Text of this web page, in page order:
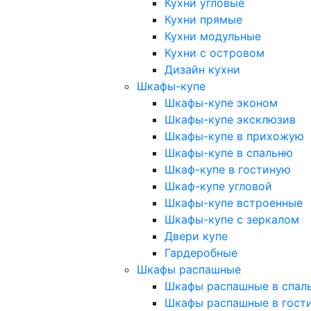
Кухни угловые
Кухни прямые
Кухни модульные
Кухни с островом
Дизайн кухни
Шкафы-купе
Шкафы-купе эконом
Шкафы-купе эксклюзив
Шкафы-купе в прихожую
Шкафы-купе в спальню
Шкаф-купе в гостиную
Шкаф-купе угловой
Шкафы-купе встроенные
Шкафы-купе с зеркалом
Двери купе
Гардеробные
Шкафы распашные
Шкафы распашные в
Шкафы распашные в